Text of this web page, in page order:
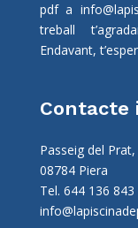
pdf a
treball
Endavant,
Contacte
Passeig del
08784 Piera
Tel. 644 136 843